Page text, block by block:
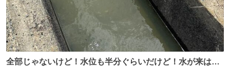
全部じゃないけど！水位も半分ぐらいだけど！水が来はじ